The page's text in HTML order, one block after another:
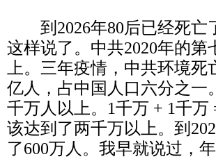
到 2026年80后已经死亡
这样说了。中共2020年的第
上。三年疫情，中共环境死
亿人，占中国人口六分之一
千万人以上。 1千万 + 1千万
该达到了两千万以上。到
了600万人。我早就说过，